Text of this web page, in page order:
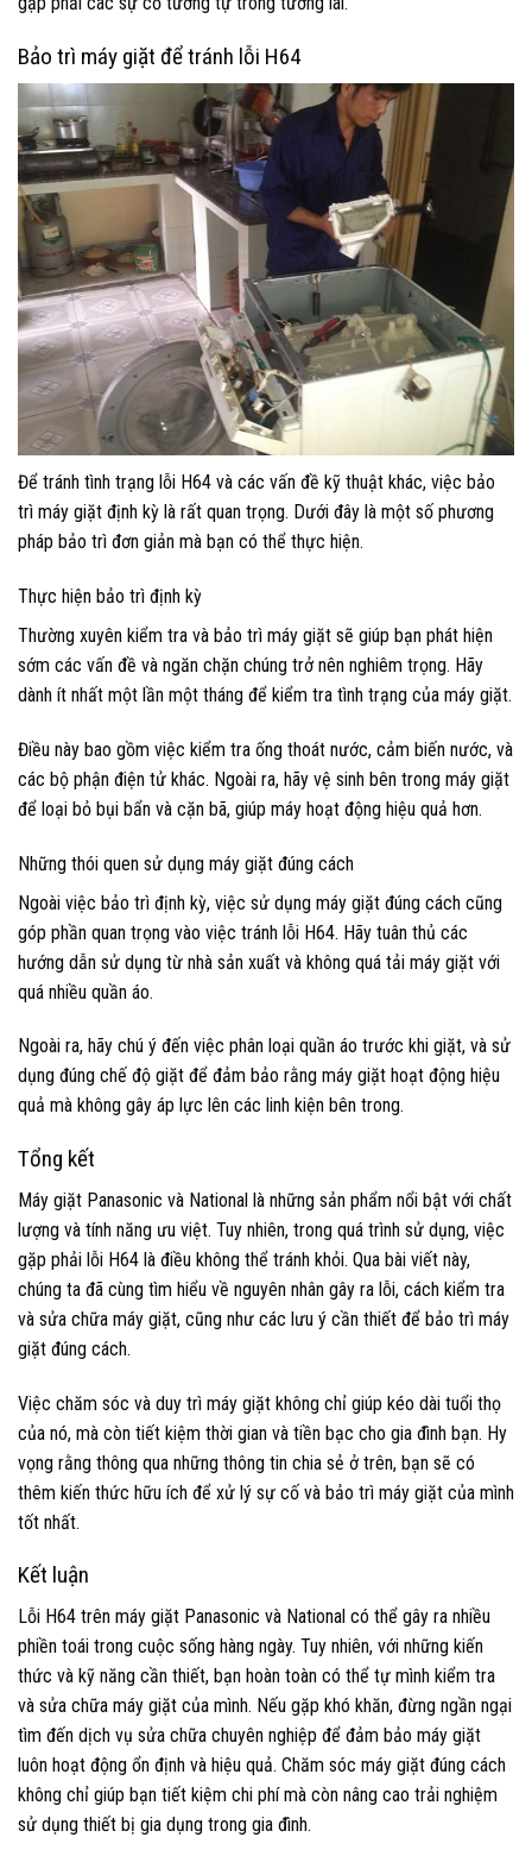
Bảo trì máy giặt để tránh lỗi H64
Để tránh tình trạng lỗi H64 và các vấn đề kỹ thuật khác, việc bảo
trì máy giặt định kỳ là rất quan trọng. Dưới đây là một số phương
pháp bảo trì đơn giản mà bạn có thể thực hiện.
Thực hiện bảo trì định kỳ
Thường xuyên kiểm tra và bảo trì máy giặt sẽ giúp bạn phát hiện
sớm các vấn đề và ngăn chặn chúng trở nên nghiêm trọng. Hãy
dành ít nhất một lần một tháng để kiểm tra tình trạng của máy giặt.
Điều này bao gồm việc kiểm tra ống thoát nước, cảm biến nước, và
các bộ phận điện tử khác. Ngoài ra, hãy vệ sinh bên trong máy giặt
để loại bỏ bụi bẩn và cặn bã, giúp máy hoạt động hiệu quả hơn.
Những thói quen sử dụng máy giặt đúng cách
Ngoài việc bảo trì định kỳ, việc sử dụng máy giặt đúng cách cũng
góp phần quan trọng vào việc tránh lỗi H64. Hãy tuân thủ các
hướng dẫn sử dụng từ nhà sản xuất và không quá tải máy giặt với
quá nhiều quần áo.
Ngoài ra, hãy chú ý đến việc phân loại quần áo trước khi giặt, và sử
dụng đúng chế độ giặt để đảm bảo rằng máy giặt hoạt động hiệu
quả mà không gây áp lực lên các linh kiện bên trong.
Tổng kết
Máy giặt Panasonic và National là những sản phẩm nổi bật với chất
lượng và tính năng ưu việt. Tuy nhiên, trong quá trình sử dụng, việc
gặp phải lỗi H64 là điều không thể tránh khỏi. Qua bài viết này,
chúng ta đã cùng tìm hiểu về nguyên nhân gây ra lỗi, cách kiểm tra
và sửa chữa máy giặt, cũng như các lưu ý cần thiết để bảo trì máy
giặt đúng cách.
Việc chăm sóc và duy trì máy giặt không chỉ giúp kéo dài tuổi thọ
của nó, mà còn tiết kiệm thời gian và tiền bạc cho gia đình bạn. Hy
vọng rằng thông qua những thông tin chia sẻ ở trên, bạn sẽ có
thêm kiến thức hữu ích để xử lý sự cố và bảo trì máy giặt của mình
tốt nhất.
Kết luận
Lỗi H64 trên máy giặt Panasonic và National có thể gây ra nhiều
phiền toái trong cuộc sống hàng ngày. Tuy nhiên, với những kiến
thức và kỹ năng cần thiết, bạn hoàn toàn có thể tự mình kiểm tra
và sửa chữa máy giặt của mình. Nếu gặp khó khăn, đừng ngần ngại
tìm đến dịch vụ sửa chữa chuyên nghiệp để đảm bảo máy giặt
luôn hoạt động ổn định và hiệu quả. Chăm sóc máy giặt đúng cách
không chỉ giúp bạn tiết kiệm chi phí mà còn nâng cao trải nghiệm
sử dụng thiết bị gia dụng trong gia đình.